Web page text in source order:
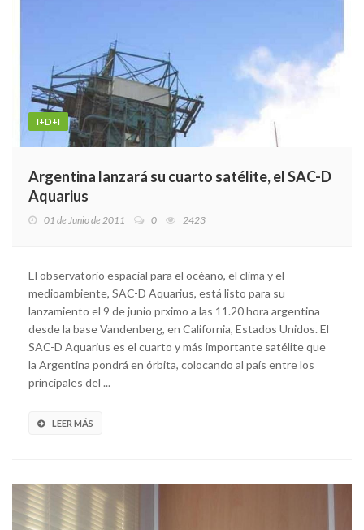
I+D+I
Argentina lanzará su cuarto satélite, el SAC-D
Aquarius
01 de Junio de 2011 0 2423
El observatorio espacial para el océano, el clima y el
medioambiente, SAC-D Aquarius, está listo para su
lanzamiento el 9 de junio prximo a las 11.20 hora argentina
desde la base Vandenberg, en California, Estados Unidos. El
SAC-D Aquarius es el cuarto y más importante satélite que
la Argentina pondrá en órbita, colocando al país entre los
principales del ...
LEER MÁS